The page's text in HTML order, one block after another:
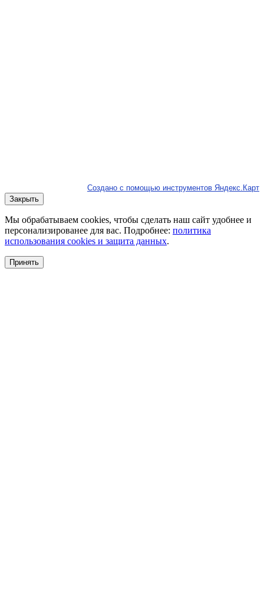
Создано с помощью инструментов Яндекс.Карт
Закрыть
Мы обрабатываем cookies, чтобы сделать наш сайт удобнее и
персонализированее для вас. Подробнее: политика
использования cookies и защита данных.
Принять